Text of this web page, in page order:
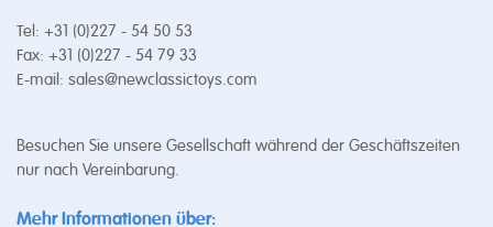
Tel: +31 (0)227 - 54 50 53
Fax: +31 (0)227 - 54 79 33
E-mail: sales@newclassictoys.com
Besuchen Sie unsere Gesellschaft während der Geschäftszeiten
nur nach Vereinbarung.
Mehr Informationen über: